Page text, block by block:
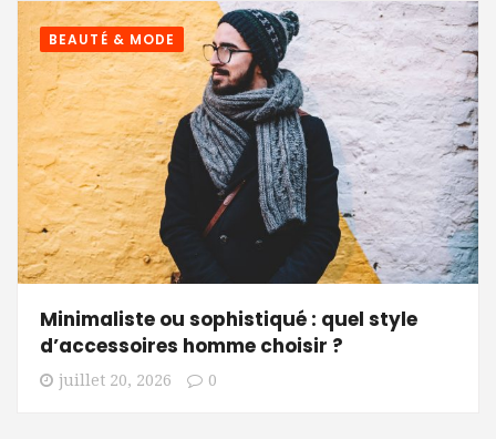
BEAUTÉ & MODE
Minimaliste ou sophistiqué : quel style
d’accessoires homme choisir ?
juillet 20, 2026 0